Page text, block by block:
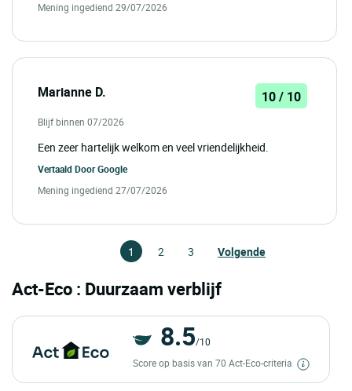
Mening ingediend 29/07/2026
Marianne D. 10 / 10
Blijf binnen 07/2026
Een zeer hartelijk welkom en veel vriendelijkheid.
Vertaald DoorGoogle
Mening ingediend 27/07/2026
1 2 3 Volgende
Act-Eco : Duurzaam verblijf
8.5/10
Score op basis van 70 Act-Eco-criteria